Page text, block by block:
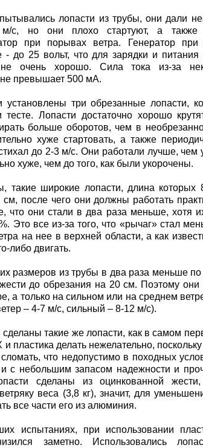
лопасти из трубы, они дали
с, но они плохо стартуют, а также
при порывах ветра. Генератор
- до 25 вольт, что для зарядки и питания
очень хорошо. Сила тока из-за
не превышает 500 мА.
три обрезанные лопасти,
тесте. Лопасти достаточно хорошо
больше оборотов, чем в
хуже стартовать, а также
до 2-3 м/с. Они работали лучше, чем
хуже, чем до того, как были укорочены.
такие широкие лопасти, длина
см, после чего они должны работать
что они стали в два раза меньше, хотя
Это все из-за того, что «рычаг» стал
на нее в верхней области, а как
либо двигать.
размеров из трубы в два раза меньше
до обрезания на 20 см. Поэтому они
а только на сильном или на среднем
– 4-7 м/с, сильный – 8-12 м/с).
такие же лопасти, как в самом
пластика делать нежелательно,
что недопустимо в походных
с небольшим запасом надежности и
сделаны из оцинкованной
веса (3,8 кг), значит, для
все части его из алюминия.
испытаниях, при использовании
заметно. Использовались